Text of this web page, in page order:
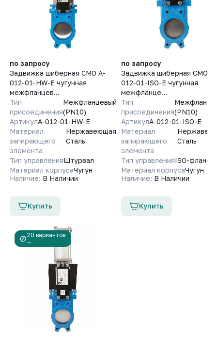
по запросу
Задвижка шиберная СМО A-
012-01-HW-E чугунная
межфланцев...
Тип
присоединения
Межфланцевый
(PN10)
АртикулA-012-01-HW-E
Материал
запирающего
элемента
Нержавеющая
Сталь
Тип управленияШтурвал
Материал корпусаЧугун
Наличие: В Наличии
Купить
по запросу
Задвижка шиберная СМО A-
012-01-ISO-E чугунная
межфланце...
Тип
присоединения(PN10)
АртикулA-012-01-ISO-E
Материал
запирающего
элемента
Сталь
Тип управленияISO-фланец
Материал корпусаЧугун
Наличие: В Наличии
Купить
20 вариантов
—